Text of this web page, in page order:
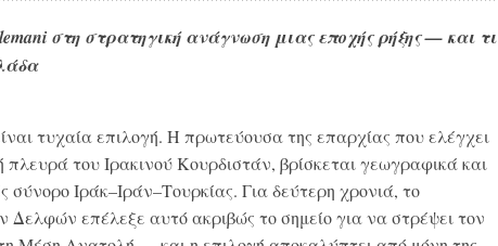
στη στρατηγική ανάγνωση μιας εποχής ρήξης — και τι
τυχαία επιλογή. Η πρωτεύουσα της επαρχίας που ελέγχει
πλευρά του Ιρακινού Κουρδιστάν, βρίσκεται γεωγραφικά και
σύνορο Ιράκ–Ιράν–Τουρκίας. Για δεύτερη χρονιά, το
Δελφών επέλεξε αυτό ακριβώς το σημείο για να στρέψει τον